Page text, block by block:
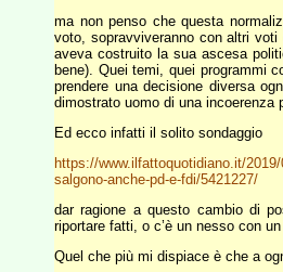
ma non penso che questa
voto, sopravviveranno con altri
aveva costruito la sua ascesa
bene). Quei temi, quei programmi
prendere una decisione diversa
dimostrato uomo di una incoerenza
Ed ecco infatti il solito sondaggio
https://www.ilfattoquotidiano.it/
salgono-anche-pd-e-fdi/5421227/
dar ragione a questo cambio di
riportare fatti, o c’è un nesso con
Quel che più mi dispiace è che a